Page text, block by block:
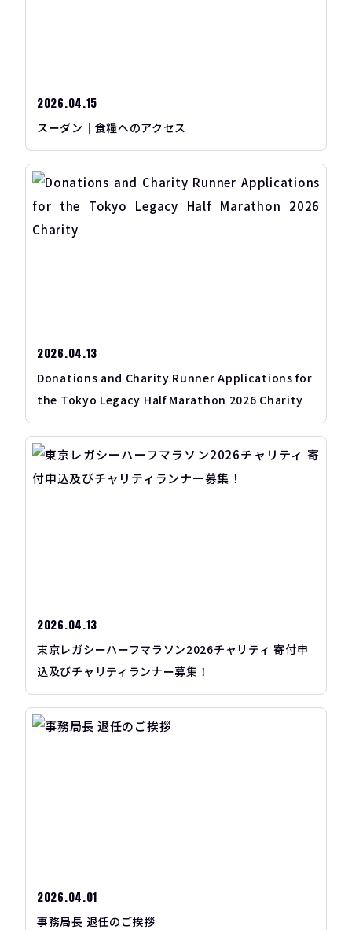
2026.04.15
スーダン｜食糧へのアクセス
2026.04.13
Donations and Charity Runner Applications for
the Tokyo Legacy Half Marathon 2026 Charity
2026.04.13
東京レガシーハーフマラソン2026チャリティ 寄付申
込及びチャリティランナー募集！
2026.04.01
事務局長 退任のご挨拶